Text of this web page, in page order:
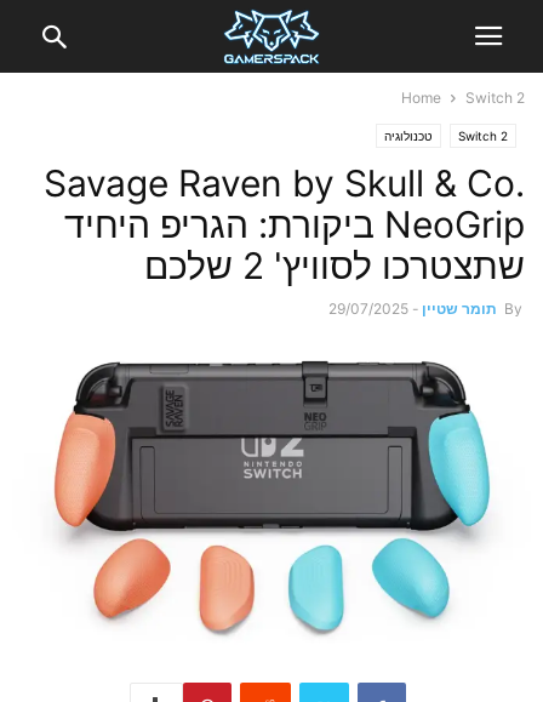
Home Switch 2
Switch 2 טכנולוגיה
Savage Raven by Skull & Co.
NeoGrip ביקורת: הגריפ היחיד
שתצטרכו לסוויץ' 2 שלכם
By תומר שטיין -
29/07/2025